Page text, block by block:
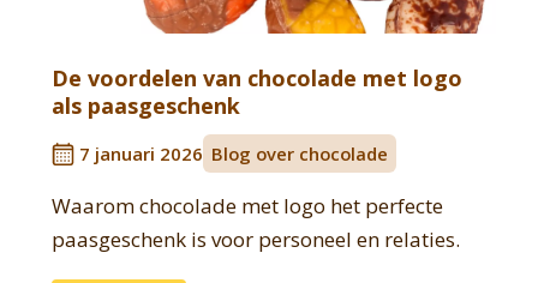
De voordelen van chocolade met logo
als paasgeschenk
7 januari 2026 Blog over chocolade
Waarom chocolade met logo het perfecte
paasgeschenk is voor personeel en relaties.